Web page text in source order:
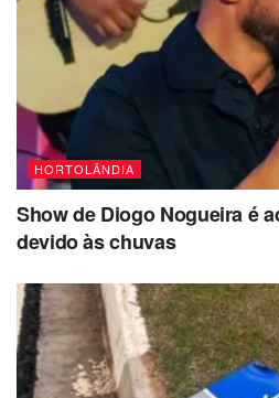
HORTOLÂNDIA
Show de Diogo Nogueira é
devido às chuvas